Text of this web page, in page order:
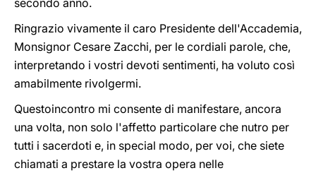
secondo anno.
Ringrazio vivamente il caro Presidente dell'Accademia,
Monsignor Cesare Zacchi, per le cordiali parole, che,
interpretando i vostri devoti sentimenti, ha voluto così
amabilmente rivolgermi.
Questoincontro mi consente di manifestare, ancora
una volta, non solo l'affetto particolare che nutro per
tutti i sacerdoti e, in special modo, per voi, che siete
chiamati a prestare la vostra opera nelle